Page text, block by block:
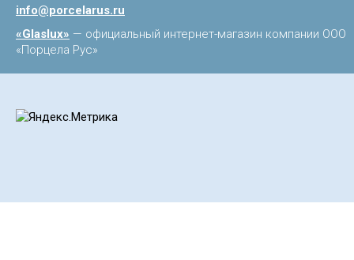
info@porcelarus.ru
«Glaslux» — официальный интернет-магазин компании ООО
«Порцела Рус»